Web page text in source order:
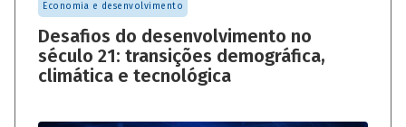
Economia e desenvolvimento
Desafios do desenvolvimento no
século 21: transições demográfica,
climática e tecnológica